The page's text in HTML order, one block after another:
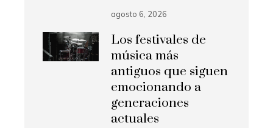
agosto 6, 2026
Los festivales de
música más
antiguos que siguen
emocionando a
generaciones
actuales